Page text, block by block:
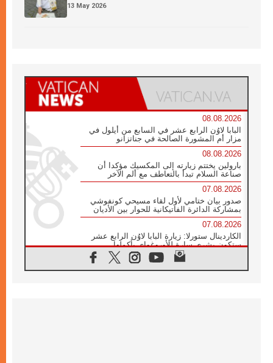
13 May 2026
08.08.2026
البابا لاوُن الرابع عشر في السابع من أيلول في
مزار أم المشورة الصالحة في جناتزانو
08.08.2026
بارولين يختتم زيارته إلى المكسيك مؤكدا أن
صناعة السلام تبدأ بالتعاطف مع ألم الآخر
07.08.2026
صدور بيان ختامي لأول لقاء مسيحي كونفوشي
بمشاركة الدائرة الفاتيكانية للحوار بين الأديان
07.08.2026
الكاردينال ستورلا: زيارة البابا لاوُن الرابع عشر
ستكون بشرى سارة للأوروغواي بأكملها
الفاتيكان يعلن برنامج الزيارة الرسولية للبابا لاوُن